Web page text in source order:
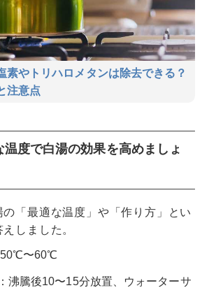
素やトリハロメタンは除去できる？
注意点
温度で白湯の効果を高めましょ
「最適な温度」や「作り方」とい
しました。
〜60℃
：沸騰後10〜15分放置、ウォーターサ